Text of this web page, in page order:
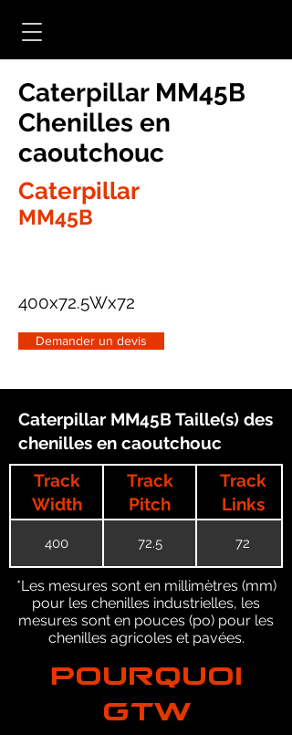
Caterpillar MM45B
Chenilles en
caoutchouc
Caterpillar
MM45B
400x72.5Wx72
Demander un devis
Caterpillar MM45B Taille(s) des
chenilles en caoutchouc
Track
Width
Track
Pitch
Track
Links
400 72.5 72
*Les mesures sont en millimètres (mm)
pour les chenilles industrielles, les
mesures sont en pouces (po) pour les
chenilles agricoles et pavées.
POURQUOI
GTW